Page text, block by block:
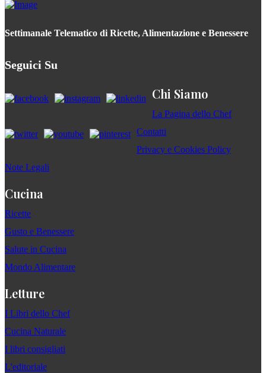
Settimanale Telematico di Ricette, Alimentazione e Benessere
Seguici Su
Chi Siamo
La Pagina dello Chef
Contatti
Privacy e Cookies Policy
Note Legali
Cucina
Ricette
Gusto e Benessere
Salute in Cucina
Mondo Alimentare
Letture
I Libri dello Chef
Cucina Naturale
I libri consigliati
L'editoriale